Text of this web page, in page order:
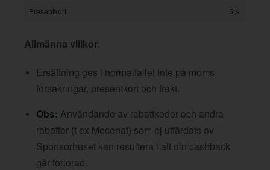
Presentkort 5%
Allmänna villkor:
Ersättning ges i normalfallet inte på moms,
försäkringar, presentkort och frakt.
Obs: Användande av rabattkoder och andra
rabatter (t ex Mecenat) som ej utfärdats av
Sponsorhuset kan resultera i att din cashback
går förlorad.